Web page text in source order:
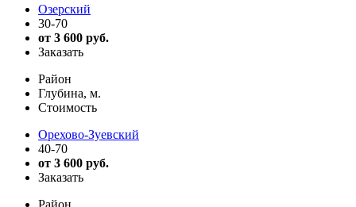
Озерский
30-70
от 3 600 руб.
Заказать
Район
Глубина, м.
Стоимость
Орехово-Зуевский
40-70
от 3 600 руб.
Заказать